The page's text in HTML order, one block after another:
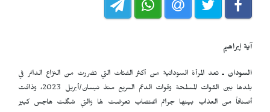
آية إبراهيم
السودان ـ تعد المرأة السودانية من أكثر الفئات التي تضررت من النزاع الدائر في
بلدها بين القوات المسلحة وقوات الدعم السريع منذ نيسان/أبريل 2023، وذاقت
أصنافاً من العذاب بينها جرائم اغتصاب تعرضت لها والتي شكّلت هاجس كبير